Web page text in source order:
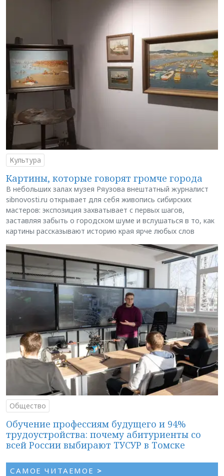
Культура
Картины, которые говорят громче города
В небольших залах музея Ряузова внештатный журналист
sibnovosti.ru открывает для себя живопись сибирских
мастеров: экспозиция захватывает с первых шагов,
заставляя забыть о городском шуме и вслушаться в то, как
картины рассказывают историю края ярче любых слов
Общество
Обучение профессиям будущего и 94%
трудоустройства: почему абитуриенты со
всей России выбирают ТУСУР в Томске
САМОЕ ЧИТАЕМОЕ >